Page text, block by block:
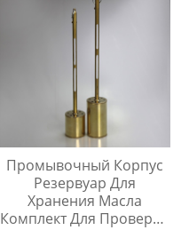
Промывочный Корпус
Резервуар Для
Хранения Масла
Комплект Для Проверки